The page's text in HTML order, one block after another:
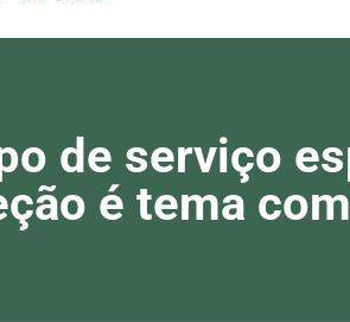
de serviço
é tema